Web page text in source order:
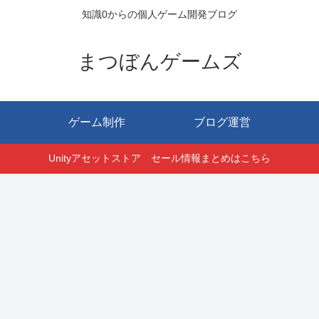
知識0からの個人ゲーム開発ブログ
まつぼんゲームズ
ゲーム制作 ブログ運営
Unityアセットストア セール情報まとめはこちら